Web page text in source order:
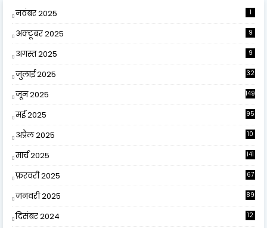
नवंबर 2025 1
अक्टूबर 2025 9
अगस्त 2025 9
जुलाई 2025 32
जून 2025 149
मई 2025 95
अप्रैल 2025
10
मार्च 2025 141
फ़रवरी 2025 67
जनवरी 2025 89
दिसंबर 2024
12